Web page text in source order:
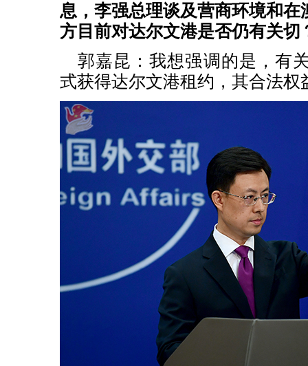
息，李强总理谈及营商环境和在
方目前对达尔文港是否仍有关切
郭嘉昆：我想强调的是，有
式获得达尔文港租约，其合法权